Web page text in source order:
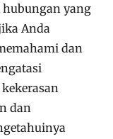
yang
Anda
dan
dan